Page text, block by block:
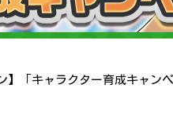
「キャラクター育成キャンペ